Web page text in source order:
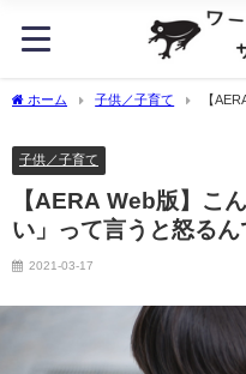
ホーム 子供／子育て
【
子供／子育て
【AERA Web版】こ
い」って言うと怒るん
2021-03-17